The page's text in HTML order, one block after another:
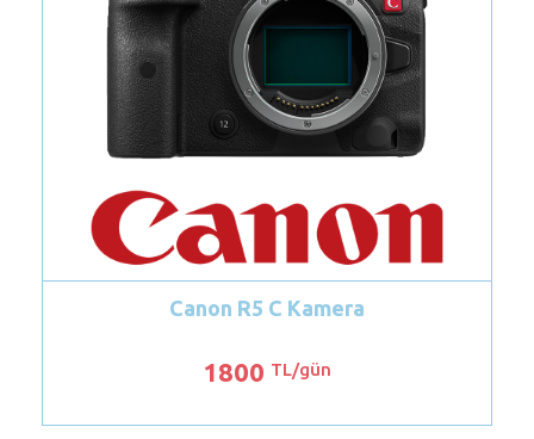
Nikon D90 DSLR
250TL/gün